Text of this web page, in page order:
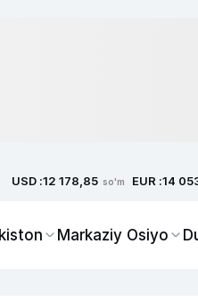
USD :12 178,85 so'm EUR :14
Markaziy Osiyo